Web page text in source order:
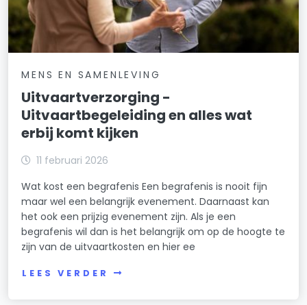
MENS EN SAMENLEVING
Uitvaartverzorging -
Uitvaartbegeleiding en alles wat
erbij komt kijken
11 februari 2026
Wat kost een begrafenis Een begrafenis is nooit fijn
maar wel een belangrijk evenement. Daarnaast kan
het ook een prijzig evenement zijn. Als je een
begrafenis wil dan is het belangrijk om op de hoogte te
zijn van de uitvaartkosten en hier ee
LEES VERDER